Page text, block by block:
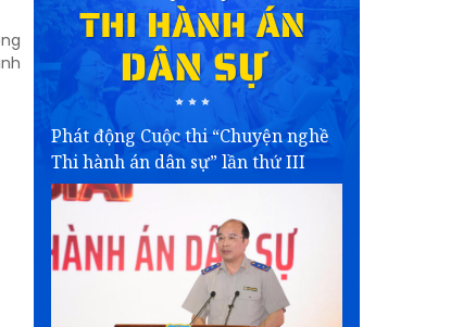
Phát động Cuộc thi “Chuyện nghề
Thi hành án dân sự” lần thứ III